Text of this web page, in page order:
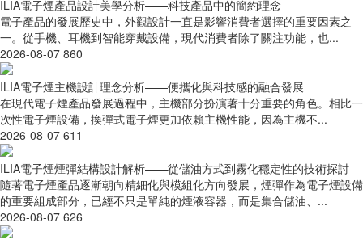
ILIA電子煙產品設計美學分析——科技產品中的簡約理念
電子產品的發展歷史中，外觀設計一直是影響消費者選擇的重要因素之
一。從手機、耳機到智能穿戴設備，現代消費者除了關注功能，也...
2026-08-07 860
ILIA電子煙主機設計理念分析——便攜化與科技感的融合發展
在現代電子煙產品發展過程中，主機部分扮演著十分重要的角色。相比一
次性電子煙設備，換彈式電子煙更加依賴主機性能，因為主機不...
2026-08-07 611
ILIA電子煙煙彈結構設計解析——從儲油方式到霧化穩定性的技術探討
隨著電子煙產品逐漸朝向精細化與模組化方向發展，煙彈作為電子煙設備
的重要組成部分，已經不只是單純的煙液容器，而是集合儲油、...
2026-08-07 626